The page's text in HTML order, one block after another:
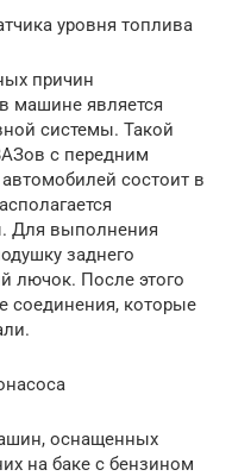
уровня топлива
причин
машине является
системы. Такой
с передним
состоит в
Для выполнения
заднего
лючок. После этого
соединения, которые
оснащенных
на баке с бензином